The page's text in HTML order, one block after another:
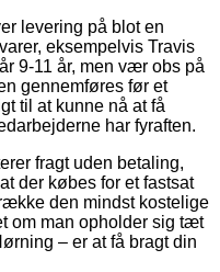
levering på blot en
eksempelvis Travis
9-11 år, men vær obs på
gennemføres før et
til at kunne nå at få
har fyraften.
fragt uden betaling,
der købes for et fastsat
den mindst kostelige
om man opholder sig tæt
– er at få bragt din